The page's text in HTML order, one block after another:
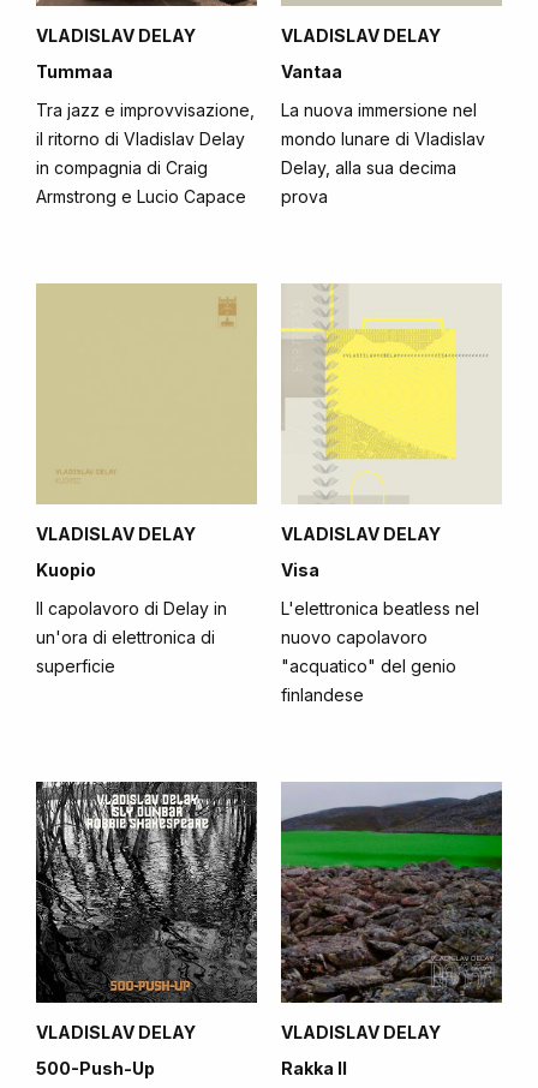
VLADISLAV DELAY
Tummaa
Tra jazz e improvvisazione,
il ritorno di Vladislav Delay
in compagnia di Craig
Armstrong e Lucio Capace
VLADISLAV DELAY
Vantaa
La nuova immersione nel
mondo lunare di Vladislav
Delay, alla sua decima
prova
VLADISLAV DELAY
Kuopio
Il capolavoro di Delay in
un'ora di elettronica di
superficie
VLADISLAV DELAY
Visa
L'elettronica beatless nel
nuovo capolavoro
"acquatico" del genio
finlandese
VLADISLAV DELAY
500-Push-Up
VLADISLAV DELAY
Rakka II